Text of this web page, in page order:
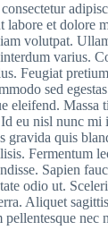
et dolore
volutpat.
varius.
Feugiat
sed
eleifend.
eu nisl nunc mi
gravida quis
Fermentum
Sapien
odio ut.
Aliquet
nec